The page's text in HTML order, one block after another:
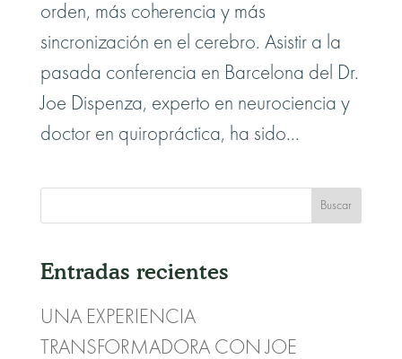
orden, más coherencia y más
sincronización en el cerebro. Asistir a la
pasada conferencia en Barcelona del Dr.
Joe Dispenza, experto en neurociencia y
doctor en quiropráctica, ha sido...
Entradas recientes
UNA EXPERIENCIA
TRANSFORMADORA CON JOE